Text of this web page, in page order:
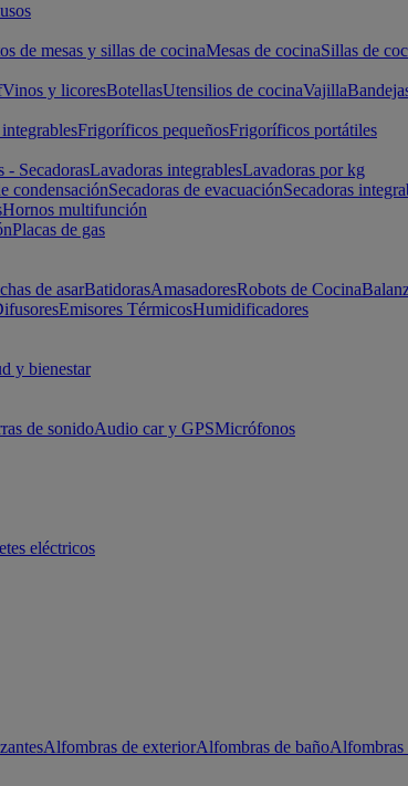
de mesas y sillas de cocinaMesas de cocinaSillas de
Vinos y licoresBotellasUtensilios de cocinaVajilla
Frigoríficos pequeñosFrigoríficos portátiles
- SecadorasLavadoras integrablesLavadoras por kg
condensaciónSecadoras de evacuaciónSecadoras
Hornos multifunción
Placas de gas
de asarBatidorasAmasadoresRobots de Cocina
Emisores TérmicosHumidificadores
y bienestar
de sonidoAudio car y GPSMicrófonos
eléctricos
Alfombras de exteriorAlfombras de bañoAlfombras